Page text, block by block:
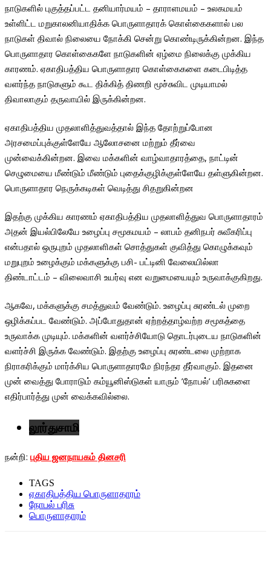
நாடுகளில் புகுத்தப்பட்ட தனியார்மயம் – தாராளமயம் – உலகமயம்
உள்ளிட்ட மறுகாலனியாதிக்க பொருளாதாரக் கொள்கைகளால் பல
நாடுகள் திவால் நிலையை நோக்கி சென்று கொண்டிருக்கின்றன. இந்த
பொருளாதார கொள்கைகளே நாடுகளின் ஏழ்மை நிலைக்கு முக்கிய
காரணம். ஏகாதிபத்திய பொருளாதார கொள்கைகளை கடைபிடித்த
வளர்ந்த நாடுகளும் கூட திக்கித் திணறி மூச்சுவிட முடியாமல்
திவாலாகும் தருவாயில் இருக்கின்றன.
ஏகாதிபத்திய முதலாளித்துவத்தால் இந்த தோற்றுப்போன
அரசமைப்புக்குள்ளேயே ஆலோசனை மற்றும் தீர்வை
முன்வைக்கின்றன. இவை மக்களின் வாழ்வாதாரத்தை, நாட்டின்
செழுமையை மீண்டும் மீண்டும் புதைக்குழிக்குள்ளேயே தள்ளுகின்றன.
பொருளாதார நெருக்கடிகள் வெடித்து சிதறுகின்றன
இதற்கு முக்கிய காரணம் ஏகாதிபத்திய முதலாளித்துவ பொருளாதாரம்
அதன் இயல்பிலேயே உழைப்பு சமூகமயம் – லாபம் தனிநபர் சுவீகரிப்பு
என்பதால் ஒருபுறம் முதலாளிகள் சொத்துகள் குவித்து கொழுக்கவும்
மறுபுறம் உழைக்கும் மக்களுக்கு பசி- பட்டினி வேலையில்லா
திண்டாட்டம் – விலைவாசி உயர்வு என வறுமையையும் உருவாக்குகிறது.
ஆகவே, மக்களுக்கு சமத்துவம் வேண்டும். உழைப்பு சுரண்டல் முறை
ஒழிக்கப்பட வேண்டும். அப்போதுதான் ஏற்றத்தாழ்வற்ற சமூகத்தை
உருவாக்க முடியும். மக்களின் வளர்ச்சியோடு தொடர்புடைய நாடுகளின்
வளர்ச்சி இருக்க வேண்டும். இதற்கு உழைப்பு சுரண்டலை முற்றாக
நிராகரிக்கும் மார்க்சிய பொருளாதாரமே நிரந்தர தீர்வாகும். இதனை
முன் வைத்து போராடும் கம்யூனிஸ்டுகள் யாரும் ’நோபல்’ பரிசுகளை
எதிர்பார்த்து முன் வைக்கவில்லை.
லூர்துசாமி
நன்றி: புதிய ஜனநாயகம் தினசரி
TAGS
ஏகாதிபத்திய பொருளாதாரம்
நோபல் பரிசு
பொருளாதாரம்